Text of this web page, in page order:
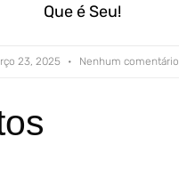
Que é Seu!
23, 2025 Nenhum comentário